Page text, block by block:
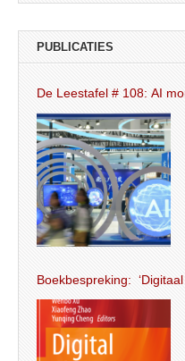
PUBLICATIES
De
Boekbespreking: ‘Digitaal